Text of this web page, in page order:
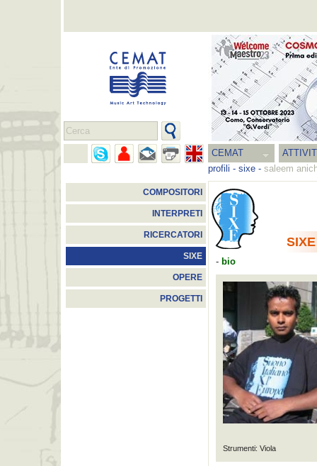
CEMAT
profili - sixe - saleem
COMPOSITORI
INTERPRETI
RICERCATORI
SIXE
OPERE
PROGETTI
SIXE
- bio
Strumenti: Viola